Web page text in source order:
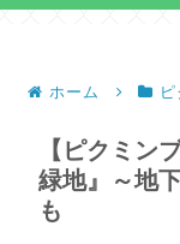
ホーム
【ピクミン
緑地』～地
も